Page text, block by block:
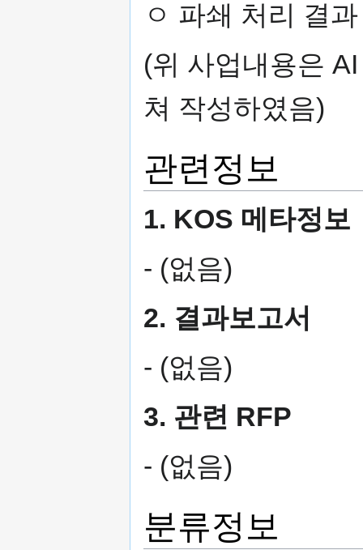
ㅇ 파쇄 처리 결
(위 사업내용은
쳐 작성하였음)
관련정보
1. KOS 메타정보
- (없음)
2. 결과보고서
- (없음)
3. 관련 RFP
- (없음)
분류정보